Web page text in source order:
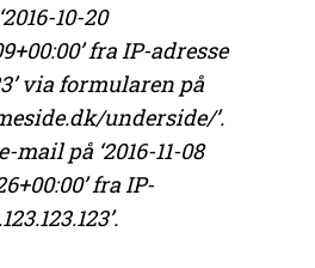
10-20
fra IP-adresse
via formularen på
underside/’.
på ‘2016-11-08
fra IP-